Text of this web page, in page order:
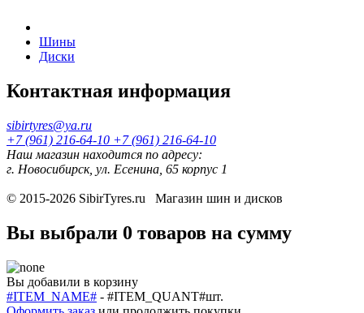
Шины
Диски
Контактная информация
sibirtyres@ya.ru
+7 (961) 216-64-10 +7 (961) 216-64-10
Наш магазин находится по адресу:
г. Новосибирск, ул. Есенина, 65 корпус 1
© 2015-2026 SibirTyres.ru Магазин шин и дисков
Вы выбрали 0 товаров на сумму
Вы добавили в корзину
#ITEM_NAME# - #ITEM_QUANT#шт.